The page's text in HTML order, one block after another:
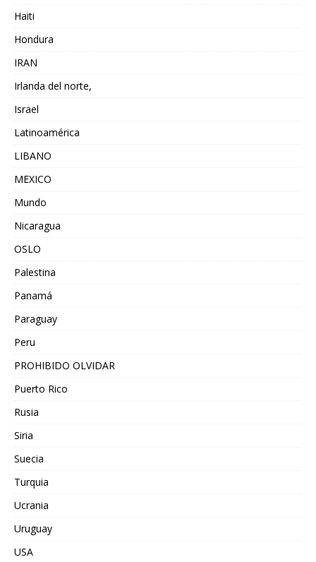
Haiti
Hondura
IRAN
Irlanda del norte,
Israel
Latinoamérica
LIBANO
MEXICO
Mundo
Nicaragua
OSLO
Palestina
Panamá
Paraguay
Peru
PROHIBIDO OLVIDAR
Puerto Rico
Rusia
Siria
Suecia
Turquia
Ucrania
Uruguay
USA